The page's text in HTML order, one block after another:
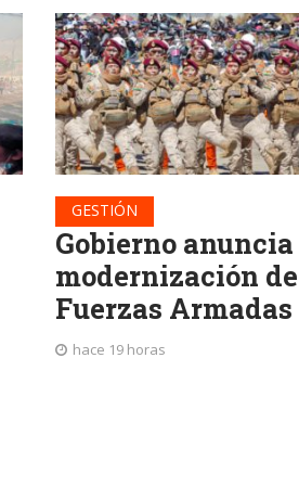
GESTIÓN
Gobierno anuncia
modernización
Fuerzas Armadas
hace 19 horas